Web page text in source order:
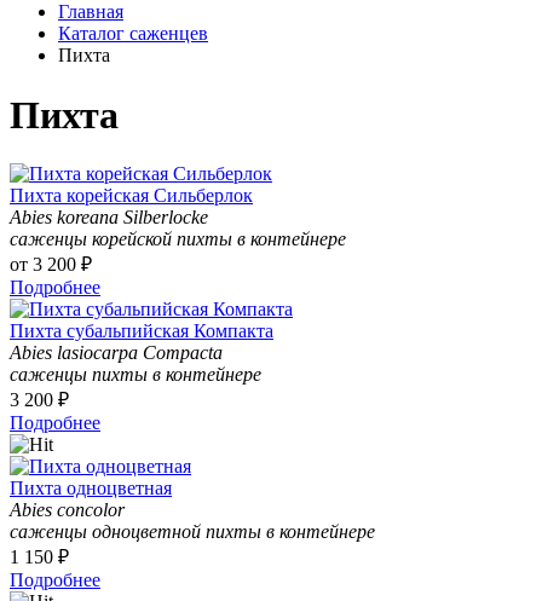
Главная
Каталог саженцев
Пихта
Пихта
Пихта корейская Сильберлок
Abies koreana Silberlocke
саженцы корейской пихты в контейнере
от 3 200 ₽
Подробнее
Пихта cубальпийская Компакта
Abies lasiocarpa Compacta
саженцы пихты в контейнере
3 200 ₽
Подробнее
Пихта одноцветная
Abies concolor
саженцы одноцветной пихты в контейнере
1 150 ₽
Подробнее